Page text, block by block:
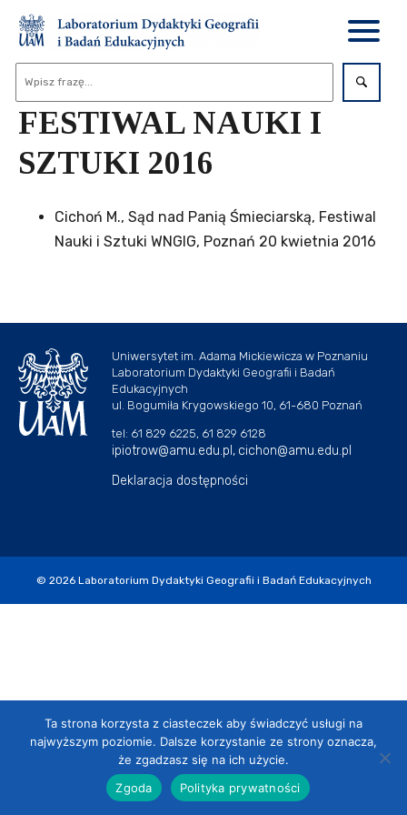
FESTIWAL NAUKI I
SZTUKI 2016
Cichoń M., Sąd nad Panią Śmieciarską, Festiwal
Nauki i Sztuki WNGIG, Poznań 20 kwietnia 2016
Ta strona korzysta z ciasteczek aby świadczyć usługi na
najwyższym poziomie. Dalsze korzystanie ze strony oznacza,
że zgadzasz się na ich użycie.
Zgoda
Polityka prywatności
Uniwersytet im. Adama Mickiewicza w Poznaniu
Laboratorium Dydaktyki Geografii i Badań
Edukacyjnych
ul. Bogumiła Krygowskiego 10, 61-680 Poznań
tel: 61 829 6225, 61 829 6128
ipiotrow@amu.edu.pl, cichon@amu.edu.pl
Deklaracja dostępności
© 2026 Laboratorium Dydaktyki Geografii i Badań Edukacyjnych